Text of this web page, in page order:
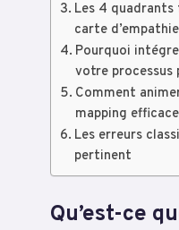
Les 4
carte d’empathie
Pourquoi
votre processus
Comment
mapping
Les erreurs
pertinent
Qu’est-ce